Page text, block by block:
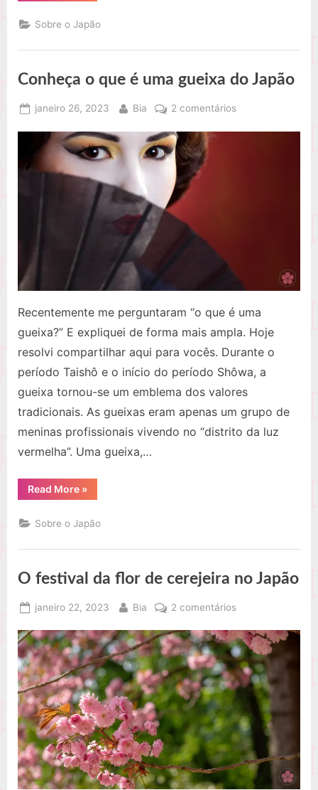
cerejeira
Sobre o Japão
Conheça o que é uma gueixa do Japão
Posted
janeiro 26, 2023 By
Bia 2 comentáriosem
Recentemente me perguntaram “o que é uma
gueixa?” E expliquei de forma mais ampla. Hoje
resolvi compartilhar aqui para vocês. Durante o
período Taishô e o início do período Shôwa, a
gueixa tornou-se um emblema dos valores
tradicionais. As gueixas eram apenas um grupo de
meninas profissionais vivendo no “distrito da luz
vermelha”. Uma gueixa,…
Read More“Conheça
o
uma
do
»
Sobre o Japão
O festival da flor de cerejeira no Japão
Posted
janeiro 22, 2023 By
Bia 2 comentáriosem
festival
da
flor
de
cerejeira
no
Japão